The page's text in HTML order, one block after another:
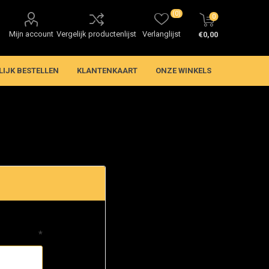
Mijn account Vergelijk productenlijst Verlanglijst
(0) 0
€0,00
BESTELLEN KLANTENKAART ONZE WINKELS
*